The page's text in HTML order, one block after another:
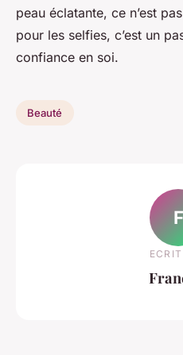
peau éclatante, ce n’est
pour les selfies, c’est un
confiance en soi.
Beauté
F